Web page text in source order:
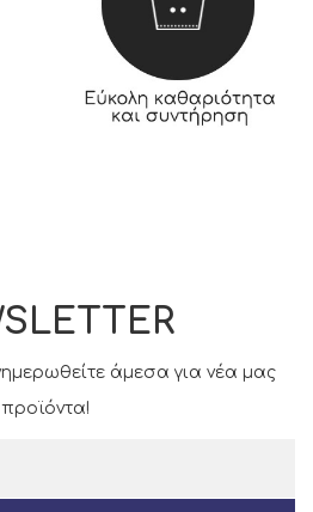
άμεσα για νέα μας
προϊόντα!